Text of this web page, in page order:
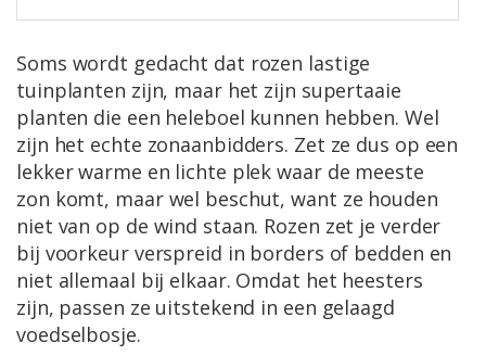
Soms wordt gedacht dat rozen lastige
tuinplanten zijn, maar het zijn supertaaie
planten die een heleboel kunnen hebben. Wel
zijn het echte zonaanbidders. Zet ze dus op een
lekker warme en lichte plek waar de meeste
zon komt, maar wel beschut, want ze houden
niet van op de wind staan. Rozen zet je verder
bij voorkeur verspreid in borders of bedden en
niet allemaal bij elkaar. Omdat het heesters
zijn, passen ze uitstekend in een gelaagd
voedselbosje.